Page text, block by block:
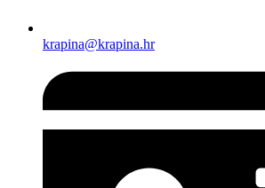
krapina@krapina.hr